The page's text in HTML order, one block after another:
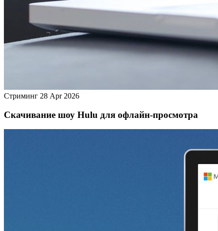
Стриминг 28 Apr 2026
Скачивание шоу Hulu для офлайн‑просмотра